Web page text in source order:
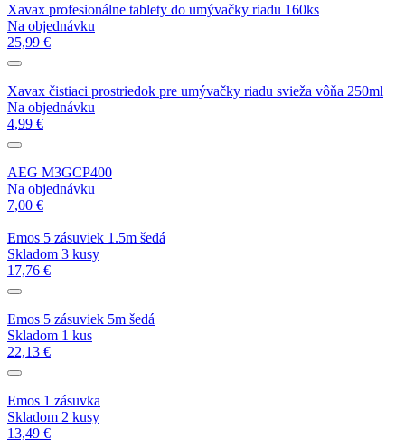
Xavax profesionálne tablety do umývačky riadu 160ks
Na objednávku
25,99 €
Xavax čistiaci prostriedok pre umývačky riadu svieža vôňa 250ml
Na objednávku
4,99 €
AEG M3GCP400
Na objednávku
7,00 €
Emos 5 zásuviek 1.5m šedá
Skladom 3 kusy
17,76 €
Emos 5 zásuviek 5m šedá
Skladom 1 kus
22,13 €
Emos 1 zásuvka
Skladom 2 kusy
13,49 €